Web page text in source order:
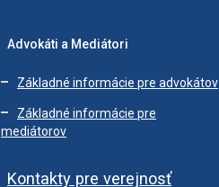
Advokáti a Mediátori
Základné informácie pre advokátov
Základné informácie pre
mediátorov
Kontakty pre verejnosť